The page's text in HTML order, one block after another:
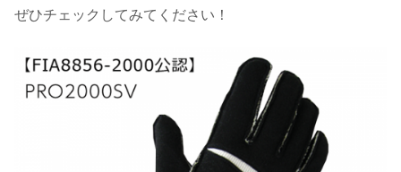
ぜひチェックしてみてください！